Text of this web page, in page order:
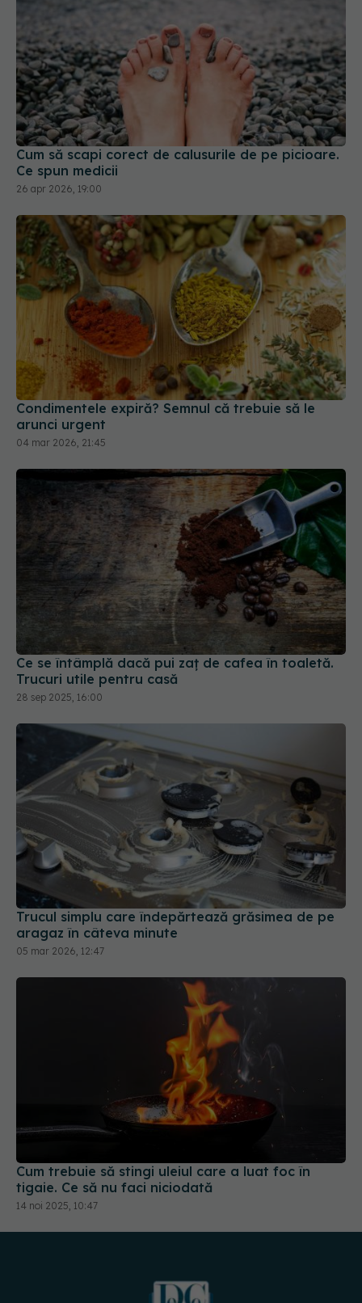
Cum să scapi corect de calusurile de pe picioare.
Ce spun medicii
26 apr 2026, 19:00
Condimentele expiră? Semnul că trebuie să le
arunci urgent
04 mar 2026, 21:45
Ce se întâmplă dacă pui zaț de cafea în toaletă.
Trucuri utile pentru casă
28 sep 2025, 16:00
Trucul simplu care îndepărtează grăsimea de pe
aragaz în câteva minute
05 mar 2026, 12:47
Cum trebuie să stingi uleiul care a luat foc în
tigaie. Ce să nu faci niciodată
14 noi 2025, 10:47